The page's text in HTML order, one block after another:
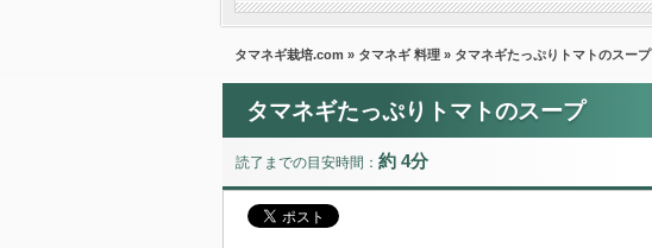
タマネギ栽培.com » タマネギ 料理 » タマネギたっぷりトマトのスープ
タマネギたっぷりトマトのスープ
読了までの目安時間： 約 4分